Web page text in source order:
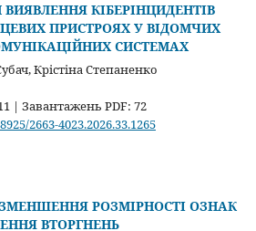
КІБЕРІНЦИДЕНТІВ
ПРИСТРОЯХ У ВІДОМЧИХ
СИСТЕМАХ
Крістіна Степаненко
| Завантажень PDF: 72
2663-4023.2026.33.1265
РОЗМІРНОСТІ ОЗНАК
ВТОРГНЕНЬ